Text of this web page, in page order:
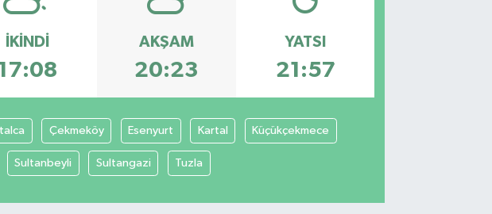
İKINDI AKŞAM
20:23
YATSI
21:57
Çekmeköy Esenyurt Kartal Küçükçekmece
Sultanbeyli Sultangazi Tuzla